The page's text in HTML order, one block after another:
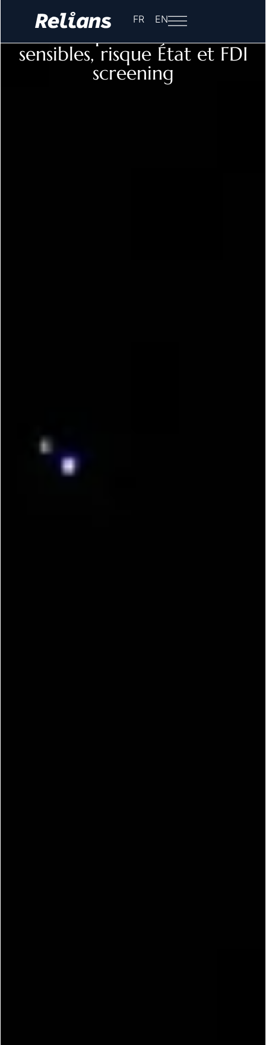
FR EN
Services
Services pour transactions
sensibles, risque État et FDI
screening